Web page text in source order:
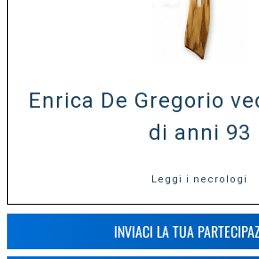
Enrica De Gregorio
di anni 93
Leggi i necrologi
INVIACI LA TUA